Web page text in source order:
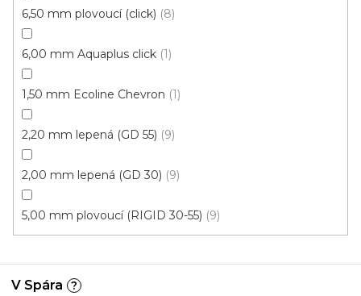
6,50 mm plovoucí (click) 8
6,00 mm Aquaplus click 1
1,50 mm Ecoline Chevron 1
2,20 mm lepená (GD 55) 9
2,00 mm lepená (GD 30) 9
5,00 mm plovoucí (RIGID 30-55) 9
V Spára ?